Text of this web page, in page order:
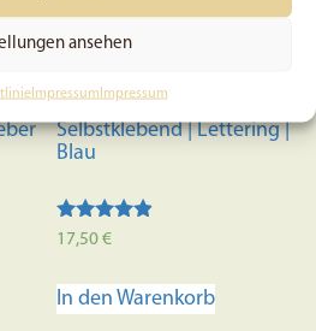
ansehen
Impressum Impressum
Griffregister für die Bibel |
Bibel-Griffregister |
Selbstklebend | Lettering |
Blau
Bewertet
von 5
17,50€
In den Warenkorb